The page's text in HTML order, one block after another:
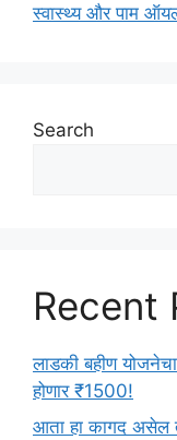
s
स्वास्थ्य और पाम
Search
Recent
लाडकी बहीण
होणार ₹1500!
आता हा कागद असेल